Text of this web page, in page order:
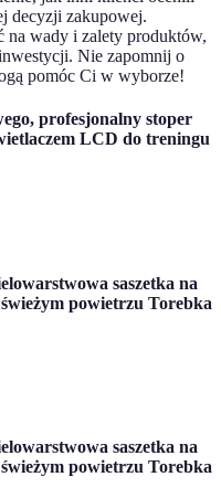
decyzji zakupowej.
na wady i zalety produktów,
Nie zapomnij o
pomóc Ci w wyborze!
profesjonalny stoper
LCD do treningu
saszetka na
powietrzu Torebka
saszetka na
powietrzu Torebka